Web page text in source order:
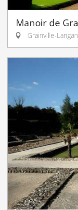
Manoir de
Grainville-